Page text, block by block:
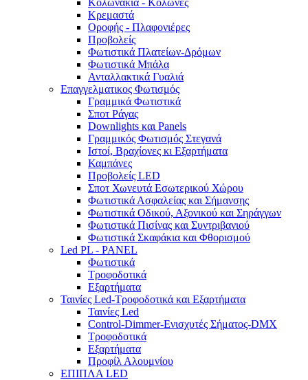
Κολωνάκια - Κολώνες
Κρεμαστά
Οροφής - Πλαφονιέρες
Προβολείς
Φωτιστικά Πλατείων-Δρόμων
Φωτιστικά Μπάλα
Ανταλλακτικά Γυαλιά
Επαγγελματικος Φωτισμός
Γραμμικά Φωτιστικά
Σποτ Ράγας
Downlights και Panels
Γραμμικός Φωτισμός Στεγανά
Ιστοί, Βραχίονες κι Εξαρτήματα
Καμπάνες
Προβολείς LED
Σποτ Χωνευτά Εσωτερικού Χώρου
Φωτιστικά Ασφαλείας και Σήμανσης
Φωτιστικά Οδικού, Αξονικού και Σηράγγων
Φωτιστικά Πισίνας και Συντριβανιού
Φωτιστικά Σκαφάκια και Φθορισμού
Led PL - PANEL
Φωτιστικά
Τροφοδοτικά
Εξαρτήματα
Ταινίες Led-Τροφοδοτικά και Εξαρτήματα
Ταινίες Led
Control-Dimmer-Ενισχυτές Σήματος-DMX
Τροφοδοτικά
Εξαρτήματα
Προφίλ Αλουμνίου
ΕΠΙΠΛΑ LED